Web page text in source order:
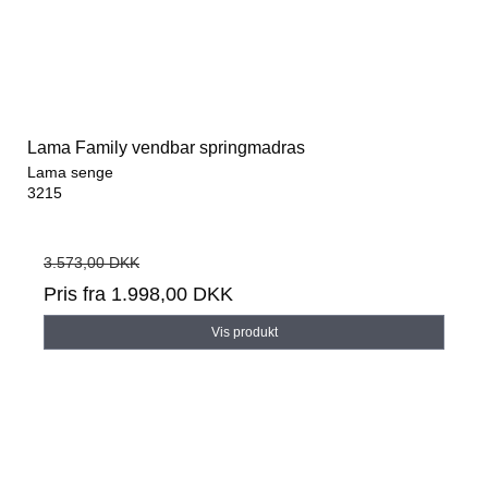
Lama Family vendbar springmadras
Lama senge
3215
3.573,00 DKK
Pris fra 1.998,00 DKK
Vis produkt